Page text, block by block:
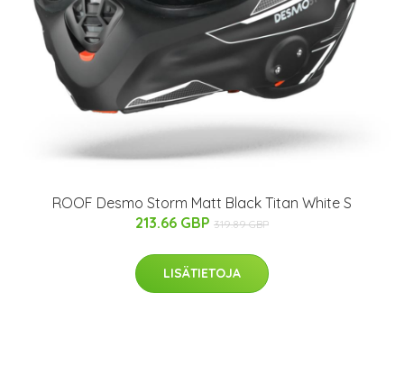
ROOF Desmo Storm Matt Black Titan White S
213.66 GBP 319.89 GBP
LISÄTIETOJA